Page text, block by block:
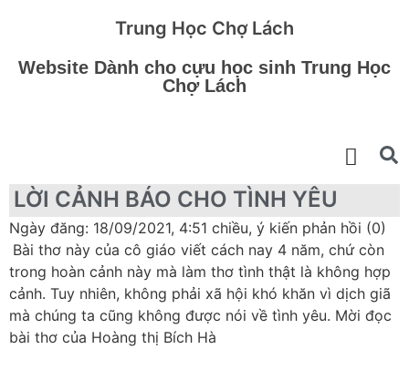
Trung Học Chợ Lách
Website Dành cho cựu học sinh Trung Học
Chợ Lách
LỜI CẢNH BÁO CHO TÌNH YÊU
Ngày đăng: 18/09/2021, 4:51 chiều, ý kiến phản hồi (0)
Bài thơ này của cô giáo viết cách nay 4 năm, chứ còn
trong hoàn cảnh này mà làm thơ tình thật là không hợp
cảnh. Tuy nhiên, không phải xã hội khó khăn vì dịch giã
mà chúng ta cũng không được nói về tình yêu. Mời đọc
bài thơ của Hoàng thị Bích Hà